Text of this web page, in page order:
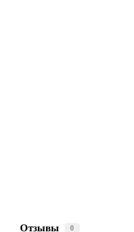
Отзывы 0